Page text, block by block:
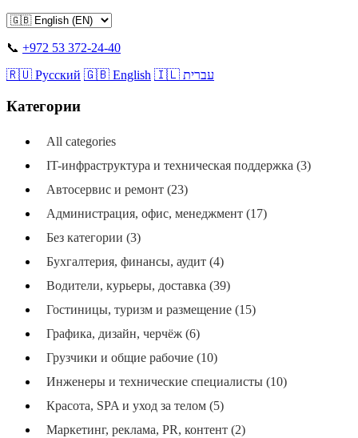
📞 +972 53 372-24-40
🇷🇺 Русский 🇬🇧 English 🇮🇱 עברית
Категории
All categories
IT-инфраструктура и техническая поддержка (3)
Автосервис и ремонт (23)
Администрация, офис, менеджмент (17)
Без категории (3)
Бухгалтерия, финансы, аудит (4)
Водители, курьеры, доставка (39)
Гостиницы, туризм и размещение (15)
Графика, дизайн, черчёж (6)
Грузчики и общие рабочие (10)
Инженеры и технические специалисты (10)
Красота, SPA и уход за телом (5)
Маркетинг, реклама, PR, контент (2)